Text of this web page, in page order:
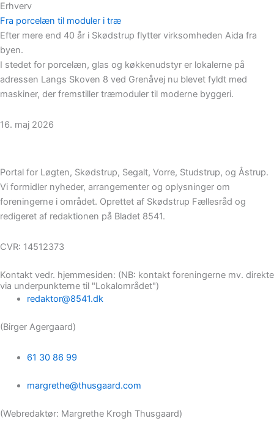
Erhverv
Fra porcelæn til moduler i træ
Efter mere end 40 år i Skødstrup flytter virksomheden Aida fra
byen.
I stedet for porcelæn, glas og køkkenudstyr er lokalerne på
adressen Langs Skoven 8 ved Grenåvej nu blevet fyldt med
maskiner, der fremstiller træmoduler til moderne byggeri.
16. maj 2026
Portal for Løgten, Skødstrup, Segalt, Vorre, Studstrup, og Åstrup.
Vi formidler nyheder, arrangementer og oplysninger om
foreningerne i området. Oprettet af Skødstrup Fællesråd og
redigeret af redaktionen på Bladet 8541.
CVR: 14512373
Kontakt vedr. hjemmesiden: (NB: kontakt foreningerne mv. direkte
via underpunkterne til "Lokalområdet")
redaktor@8541.dk
(Birger Agergaard)
61 30 86 99
margrethe@thusgaard.com
(Webredaktør: Margrethe Krogh Thusgaard)